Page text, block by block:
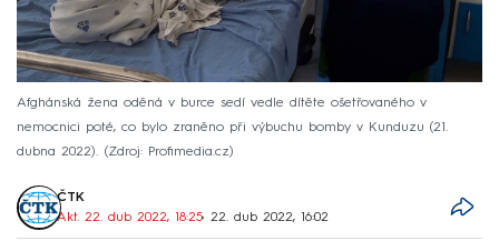
Afghánská žena oděná v burce sedí vedle dítěte ošetřovaného v
nemocnici poté, co bylo zraněno při výbuchu bomby v Kunduzu (21.
dubna 2022).
Zdroj: Profimedia.cz
ČTK
Akt. 22. dub 2022, 18:25• 22. dub 2022, 16:02